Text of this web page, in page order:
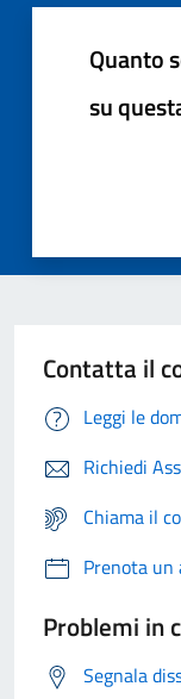
Quanto
su
Contatta il
Leggi le
Richiedi
Chiama il
Prenota
Problemi in
Segnala